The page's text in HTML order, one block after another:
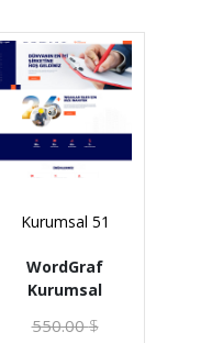
Kurumsal 51
WordGraf
Kurumsal
550.00$